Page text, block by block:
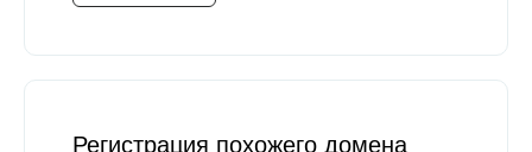
Регистрация похожего домена